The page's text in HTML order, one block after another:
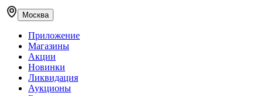
Москва
Приложение
Магазины
Акции
Новинки
Ликвидация
Аукционы